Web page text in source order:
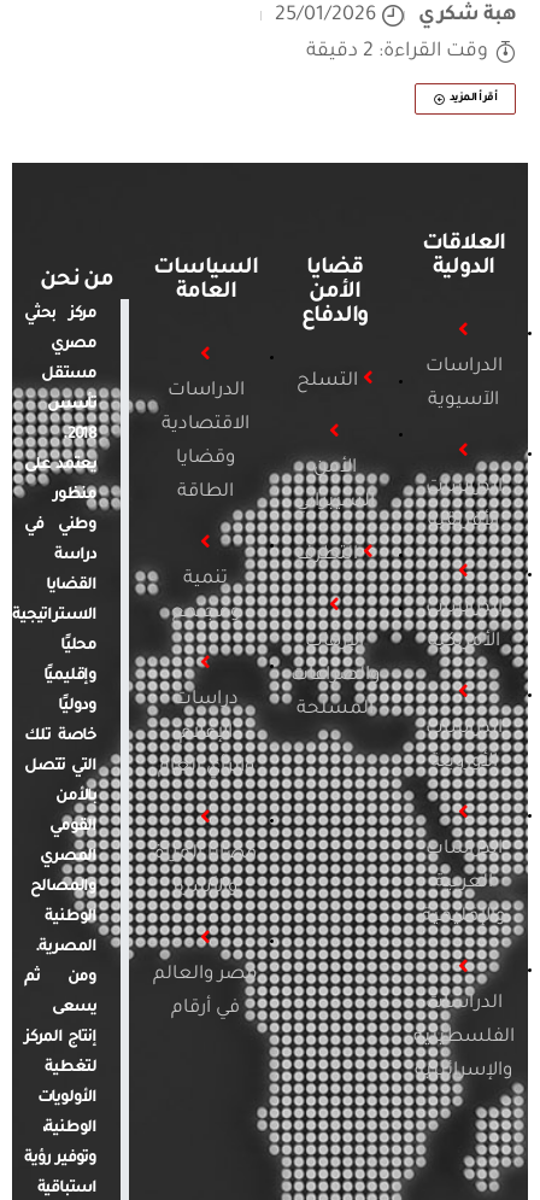
هبة شكري
25/01/2026
وقت القراءة: 2 دقيقة
أقرأ المزيد
العلاقات
الدولية
الدراسات
الآسيوية
الدراسات
الأفريقية
الدراسات
الأمريكية
الدراسات
الأوروبية
الدراسات
العربية
والإقليمية
الدراسات
الفلسطينية
والإسرائيلية
قضايا
الأمن
والدفاع
التسلح
الأمن
السيبراني
التطرف
الإرهاب
والصراعات
المسلحة
السياسات
العامة
الدراسات
الاقتصادية
وقضايا
الطاقة
تنمية
ومجتمع
دراسات
الإعلام
والرأي العام
قضايا المرأة
والأسرة
مصر والعالم
في أرقام
من نحن
مركز بحثي
مصري
مستقل
تأسس
2018.
يعتمد على
منظور
وطني في
دراسة
القضايا
الاستراتيجية
محليًا
وإقليميًا
ودوليًا
خاصة تلك
التي تتصل
بالأمن
القومي
المصري
والمصالح
الوطنية
المصرية.
ومن ثم
يسعى
إنتاج المركز
لتغطية
الأولويات
الوطنية،
وتوفير رؤية
استباقية